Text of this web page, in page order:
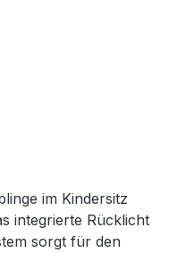
im Kindersitz
integrierte Rücklicht
sorgt für den